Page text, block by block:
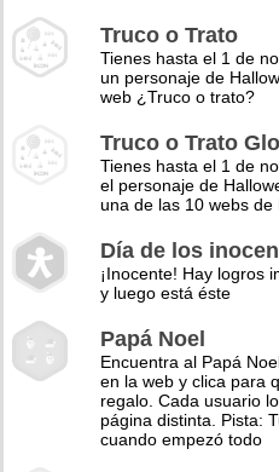
Truco o Trato
Tienes hasta el 1 de
un personaje de
web ¿Truco o trato?
Truco o Trato
Tienes hasta el 1 de
el personaje de
una de las 10 webs
Día de los
¡Inocente! Hay logros
y luego está éste
Papá Noel
Encuentra al Papá
en la web y clica para
regalo. Cada usuario
página distinta. Pista:
cuando empezó todo